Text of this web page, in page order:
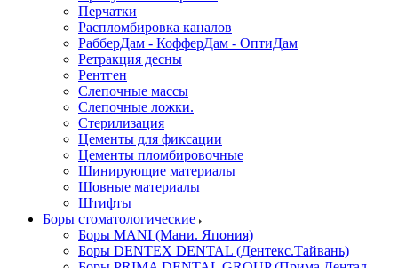
Перчатки
Распломбировка каналов
РабберДам - КофферДам - ОптиДам
Ретракция десны
Рентген
Слепочные массы
Слепочные ложки.
Стерилизация
Цементы для фиксации
Цементы пломбировочные
Шинирующие материалы
Шовные материалы
Штифты
Боры стоматологические
Боры MANI (Мани. Япония)
Боры DENTEX DENTAL (Дентекс.Тайвань)